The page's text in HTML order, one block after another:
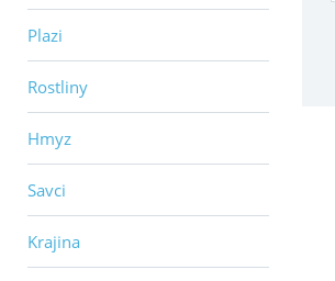
Plazi
Rostliny
Hmyz
Savci
Krajina